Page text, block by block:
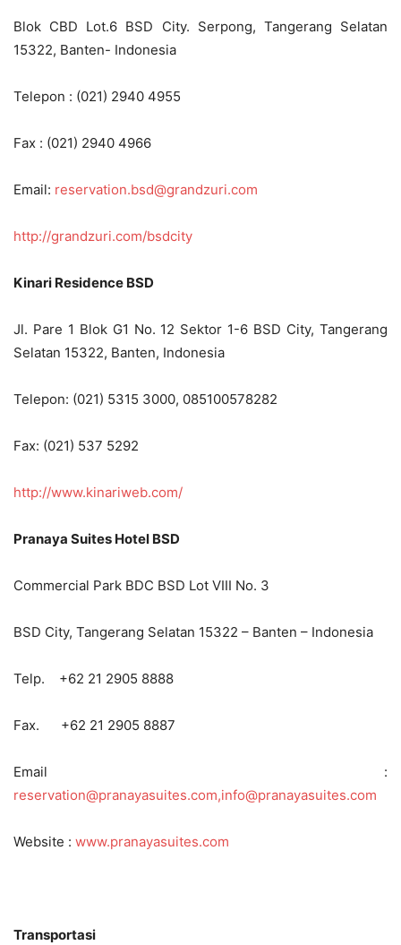
Blok CBD Lot.6 BSD City. Serpong, Tangerang Selatan
15322, Banten- Indonesia
Telepon : (021) 2940 4955
Fax : (021) 2940 4966
Email: reservation.bsd@grandzuri.com
http://grandzuri.com/bsdcity
Kinari Residence BSD
Jl. Pare 1 Blok G1 No. 12 Sektor 1-6 BSD City, Tangerang
Selatan 15322, Banten, Indonesia
Telepon: (021) 5315 3000, 085100578282
Fax: (021) 537 5292
http://www.kinariweb.com/
Pranaya Suites Hotel BSD
Commercial Park BDC BSD Lot VIII No. 3
BSD City, Tangerang Selatan 15322 – Banten – Indonesia
Telp. +62 21 2905 8888
Fax. +62 21 2905 8887
Email :
reservation@pranayasuites.com,info@pranayasuites.com
Website : www.pranayasuites.com
Transportasi